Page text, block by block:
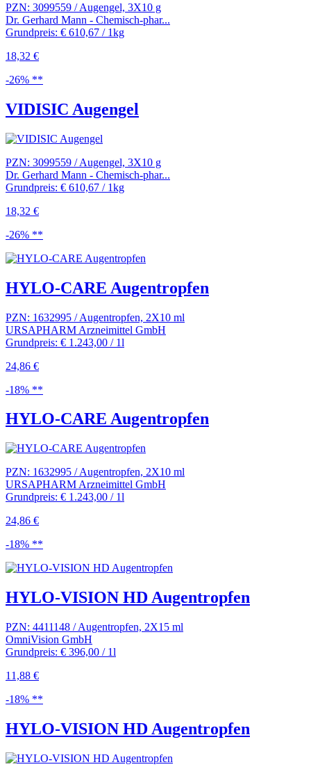
PZN: 3099559 / Augengel, 3X10 g
Dr. Gerhard Mann - Chemisch-phar...
Grundpreis: € 610,67 / 1kg
18,32 €
-26% **
VIDISIC Augengel
PZN: 3099559 / Augengel, 3X10 g
Dr. Gerhard Mann - Chemisch-phar...
Grundpreis: € 610,67 / 1kg
18,32 €
-26% **
HYLO-CARE Augentropfen
PZN: 1632995 / Augentropfen, 2X10 ml
URSAPHARM Arzneimittel GmbH
Grundpreis: € 1.243,00 / 1l
24,86 €
-18% **
HYLO-CARE Augentropfen
PZN: 1632995 / Augentropfen, 2X10 ml
URSAPHARM Arzneimittel GmbH
Grundpreis: € 1.243,00 / 1l
24,86 €
-18% **
HYLO-VISION HD Augentropfen
PZN: 4411148 / Augentropfen, 2X15 ml
OmniVision GmbH
Grundpreis: € 396,00 / 1l
11,88 €
-18% **
HYLO-VISION HD Augentropfen